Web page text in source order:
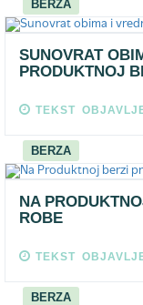
BERZA
SUNOVRAT
PRODUKTNOJ
TEKST
BERZA
NA
ROBE
TEKST
BERZA